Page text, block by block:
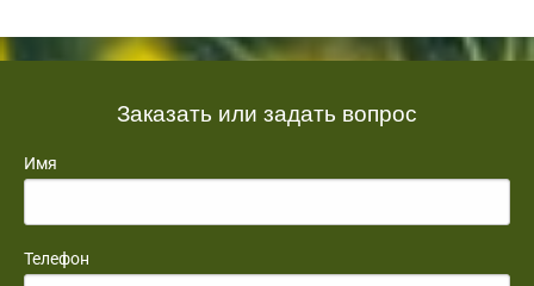
Заказать или задать вопрос
Имя
Телефон